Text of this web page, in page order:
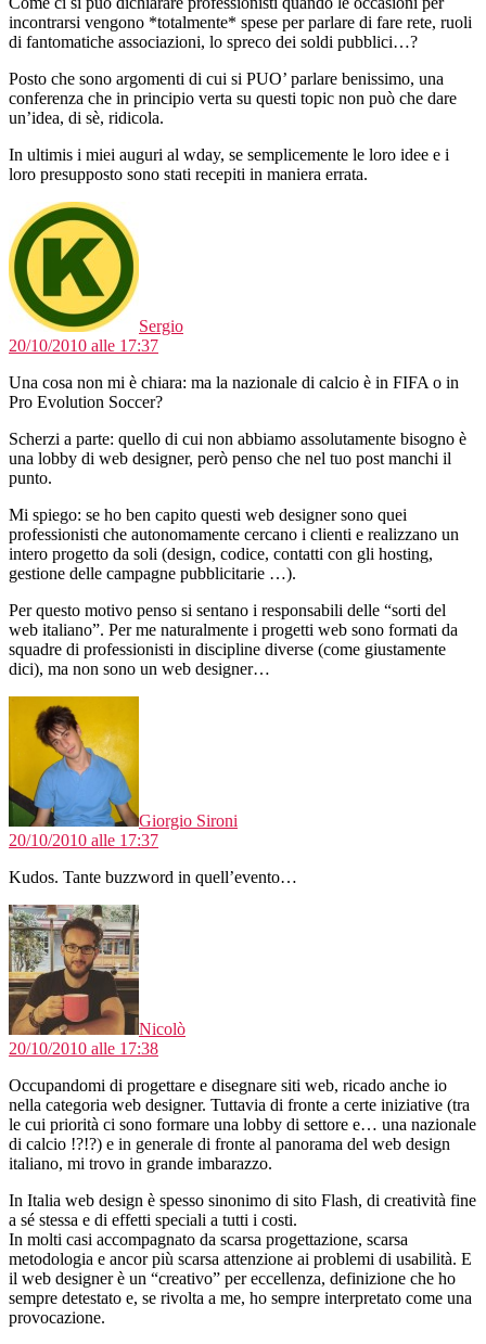
incontrarsi vengono *totalmente* spese per parlare di fare rete, ruoli
di fantomatiche associazioni, lo spreco dei soldi pubblici…?
Posto che sono argomenti di cui si PUO’ parlare benissimo, una
conferenza che in principio verta su questi topic non può che dare
un’idea, di sè, ridicola.
In ultimis i miei auguri al wday, se semplicemente le loro idee e i
loro presupposto sono stati recepiti in maniera errata.
Sergio
20/10/2010 alle 17:37
Una cosa non mi è chiara: ma la nazionale di calcio è in FIFA o in
Pro Evolution Soccer?
Scherzi a parte: quello di cui non abbiamo assolutamente bisogno è
una lobby di web designer, però penso che nel tuo post manchi il
punto.
Mi spiego: se ho ben capito questi web designer sono quei
professionisti che autonomamente cercano i clienti e realizzano un
intero progetto da soli (design, codice, contatti con gli hosting,
gestione delle campagne pubblicitarie …).
Per questo motivo penso si sentano i responsabili delle “sorti del
web italiano”. Per me naturalmente i progetti web sono formati da
squadre di professionisti in discipline diverse (come giustamente
dici), ma non sono un web designer…
Giorgio Sironi
20/10/2010 alle 17:37
Kudos. Tante buzzword in quell’evento…
Nicolò
20/10/2010 alle 17:38
Occupandomi di progettare e disegnare siti web, ricado anche io
nella categoria web designer. Tuttavia di fronte a certe iniziative (tra
le cui priorità ci sono formare una lobby di settore e… una nazionale
di calcio !?!?) e in generale di fronte al panorama del web design
italiano, mi trovo in grande imbarazzo.
In Italia web design è spesso sinonimo di sito Flash, di creatività fine
a sé stessa e di effetti speciali a tutti i costi.
In molti casi accompagnato da scarsa progettazione, scarsa
metodologia e ancor più scarsa attenzione ai problemi di usabilità. E
il web designer è un “creativo” per eccellenza, definizione che ho
sempre detestato e, se rivolta a me, ho sempre interpretato come una
provocazione.